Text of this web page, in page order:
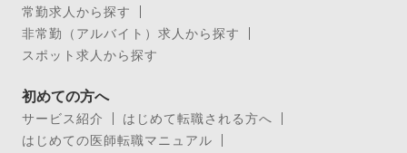
常勤求人から探す
非常勤（アルバイト）求人から探す
スポット求人から探す
初めての方へ
サービス紹介
はじめて転職される方へ
はじめての医師転職マニュアル